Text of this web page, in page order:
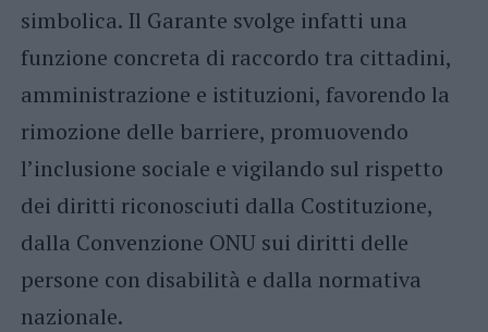
simbolica. Il Garante svolge infatti una
funzione concreta di raccordo tra cittadini,
amministrazione e istituzioni, favorendo la
rimozione delle barriere, promuovendo
l’inclusione sociale e vigilando sul rispetto
dei diritti riconosciuti dalla Costituzione,
dalla Convenzione ONU sui diritti delle
persone con disabilità e dalla normativa
nazionale.